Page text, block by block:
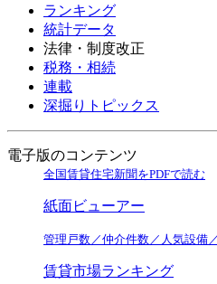
ランキング
統計データ
法律・制度改正
税務・相続
連載
深掘りトピックス
電子版のコンテンツ
全国賃貸住宅新聞をPDFで読む
紙面ビューアー
管理戸数／仲介件数／人気設備
賃貸市場ランキング